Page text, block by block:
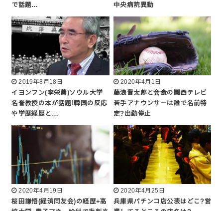
で話題…
中央病院異動
2019年8月18日
イヨンフン(李栄薫)ソウル大学
名誉教授の本が話題!韓国の反応
や学歴経歴と…
2020年4月1日
藤浪晋太郎と会食の関西テレビ
若手アナウンサーは誰で名前特
定?出勤停止
2020年4月19日
桜田謙悟(経済同友会)の経歴+高
2020年4月25日
兵庫県パチンコ店公表はどこ?営